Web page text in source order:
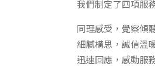
我們制定了四項服
同理感受，覺察傾
細膩構思，誠信溫
迅速回應，感動服